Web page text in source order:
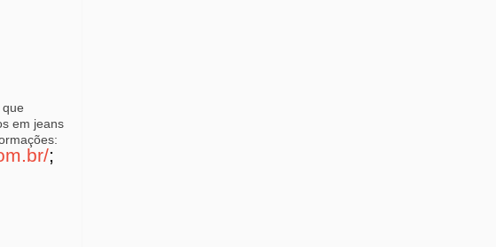
que
em jeans
;